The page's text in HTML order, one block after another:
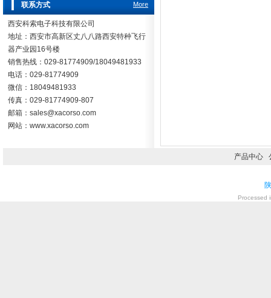
More
联系方式
西安科索电子科技有限公司
地址：西安市高新区丈八八路西安特种飞行
器产业园16号楼
销售热线：029-81774909/18049481933
电话：029-81774909
微信：18049481933
传真：029-81774909-807
邮箱：sales@xacorso.com
网站：www.xacorso.com
产品中心
Processed